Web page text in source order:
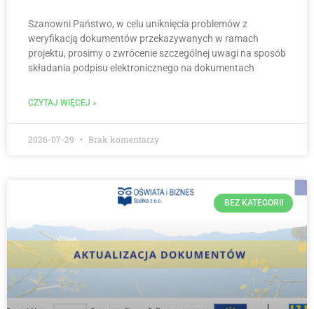
Szanowni Państwo, w celu uniknięcia problemów z
weryfikacją dokumentów przekazywanych w ramach
projektu, prosimy o zwrócenie szczególnej uwagi na sposób
składania podpisu elektronicznego na dokumentach
CZYTAJ WIĘCEJ »
2026-07-29 Brak komentarzy
BEZ KATEGORII